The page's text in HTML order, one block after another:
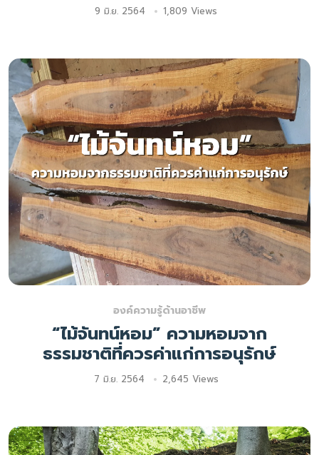
9 มิ.ย. 2564 1,809 Views
องค์ความรู้ด้านอาชีพ
“ไม้จันทน์หอม” ความหอมจาก
ธรรมชาติที่ควรค่าแก่การอนุรักษ์
7 มิ.ย. 2564 2,645 Views